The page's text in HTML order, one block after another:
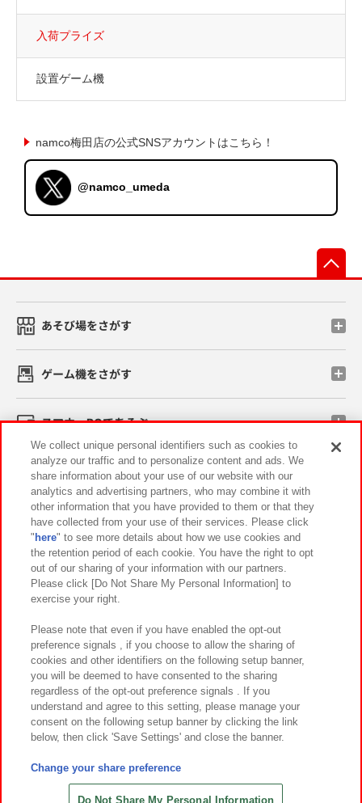
入荷プライズ
設置ゲーム機
namco梅田店の公式SNSアカウントはこちら！
@namco_umeda
あそび場をさがす
ゲーム機をさがす
スマホ・PCであそぶ
イベント・キャンペーン
関連会社 サステナビリティ サイトポリシー
プライバシーポリシー ウェブアクセシビリティ方針と検証結果
お取引先さまとともに
カスタマーハラスメント対応方針 よくあるご質問・お問い合わせ
©Bandai Namco Amusement Inc.
©Bandai Namco Amusement Lab Inc.
©HANAYASHIKI Co., Ltd. All Rights Reserved.
We collect unique personal identifiers such as cookies to
analyze our traffic and to personalize content and ads. We
share information about your use of our website with our
analytics and advertising partners, who may combine it with
other information that you have provided to them or that they
have collected from your use of their services. Please click
" here" to see more details about how we use cookies and
the retention period of each cookie. You have the right to opt
out of our sharing of your information with our partners.
Please click [Do Not Share My Personal Information] to
exercise your right.
Please note that even if you have enabled the opt-out
preference signals , if you choose to allow the sharing of
cookies and other identifiers on the following setup banner,
you will be deemed to have consented to the sharing
regardless of the opt-out preference signals . If you
understand and agree to this setting, please manage your
consent on the following setup banner by clicking the link
below, then click 'Save Settings' and close the banner.
Change your share preference
Do Not Share My Personal Information